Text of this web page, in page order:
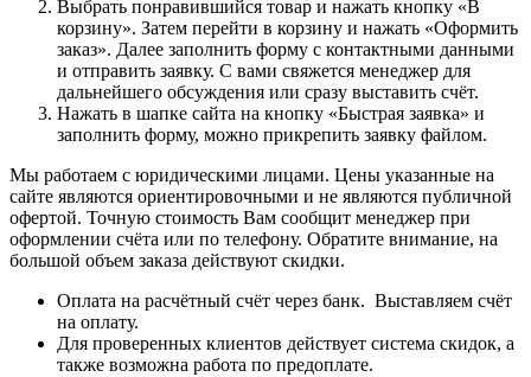
Выбрать понравившийся товар и нажать кнопку «В
корзину». Затем перейти в корзину и нажать «Оформить
заказ». Далее заполнить форму с контактными данными
и отправить заявку. С вами свяжется менеджер для
дальнейшего обсуждения или сразу выставить счёт.
Нажать в шапке сайта на кнопку «Быстрая заявка» и
заполнить форму, можно прикрепить заявку файлом.
Мы работаем с юридическими лицами. Цены указанные на
сайте являются ориентировочными и не являются публичной
офертой. Точную стоимость Вам сообщит менеджер при
оформлении счёта или по телефону. Обратите внимание, на
большой объем заказа действуют скидки.
Оплата на расчётный счёт через банк. Выставляем счёт
на оплату.
Для проверенных клиентов действует система скидок, а
также возможна работа по предоплате.